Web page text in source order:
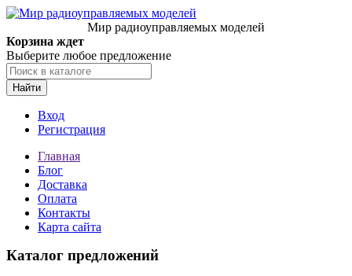
Мир радиоуправляемых моделей
Корзина ждет
Выберите любое предложение
Найти
Вход
Регистрация
Главная
Блог
Доставка
Оплата
Контакты
Карта сайта
Каталог предложений